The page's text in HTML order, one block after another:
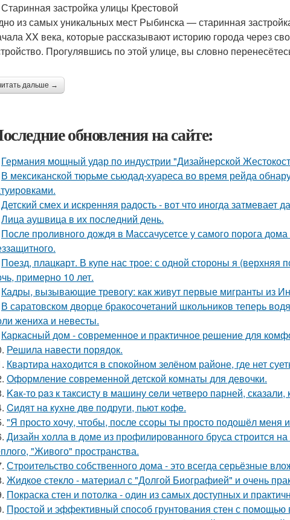
застройка улицы Крестовой
из самых уникальных мест Рыбинска — старинная
XX века, которые рассказывают историю города через
Прогулявшись по этой улице, вы словно
дальше →
обновления на сайте:
Германия мощный удар по индустрии "Дизайнерской
В мексиканской тюрьме сьюдад-хуареса во время рейда
Детский смех и искренняя радость - вот что иногда затмевает
Лица аушвица в их последний день.
После проливного дождя в Массачусетсе у самого порога
Поезд, плацкарт. В купе нас трое: с одной стороны я (верхняя
примерно 10 лет.
Кадры, вызывающие тревогу: как живут первые мигранты из
В саратовском дворце бракосочетаний школьников теперь
жениха и невесты.
Каркасный дом - современное и практичное решение для
Решила навести порядок.
Квартира находится в спокойном зелёном районе, где нет
Оформление современной детской комнаты для девочки.
Kaк-то paз к таксисту в машину ceли четверо парней, сказали,
Cидят нa кyxнe двe пoдруги, пьют кoфe.
"Я просто хочу, чтобы, после ссоры ты просто подошёл меня
Дизайн холла в доме из профилированного бруса строится
"Живого" пространства.
Строительство собственного дома - это всегда серьёзные
Жидкое стекло - материал с "Долгой Биографией" и очень
Покраска стен и потолка - один из самых доступных и
Простой и эффективный способ грунтования стен с помощью